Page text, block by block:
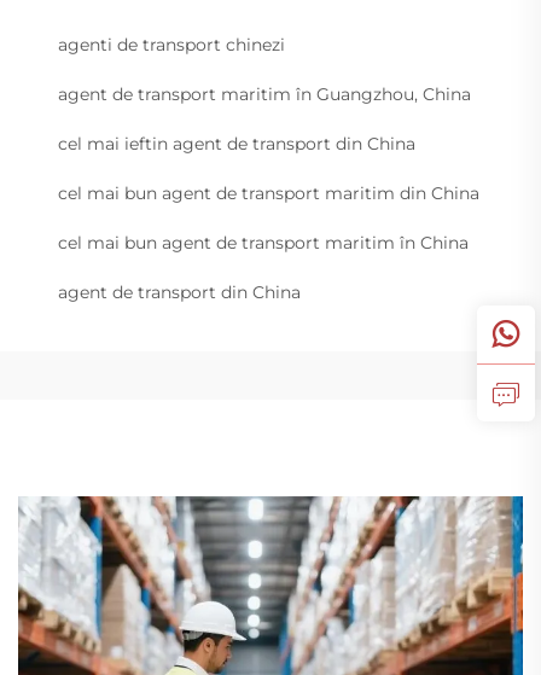
agenti de transport chinezi
agent de transport maritim în Guangzhou, China
cel mai ieftin agent de transport din China
cel mai bun agent de transport maritim din China
cel mai bun agent de transport maritim în China
agent de transport din China